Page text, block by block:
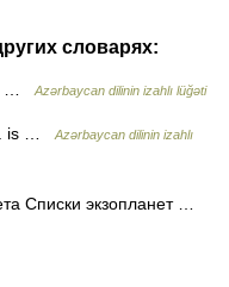
словарях:
… Azərbaycan dilinin izahlı lüğəti
is …
Azərbaycan dilinin izahlı
Списки экзопланет …